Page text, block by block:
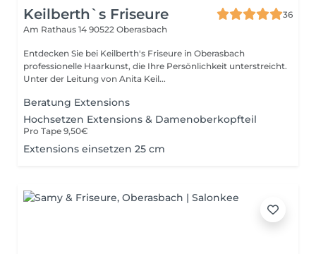
Keilberth`s Friseure
36
Am Rathaus 14 90522 Oberasbach
Entdecken Sie bei Keilberth's Friseure in Oberasbach
professionelle Haarkunst, die Ihre Persönlichkeit unterstreicht.
Unter der Leitung von Anita Keil...
Beratung Extensions
Hochsetzen Extensions & Damenoberkopfteil
Pro Tape 9,50€
Extensions einsetzen 25 cm